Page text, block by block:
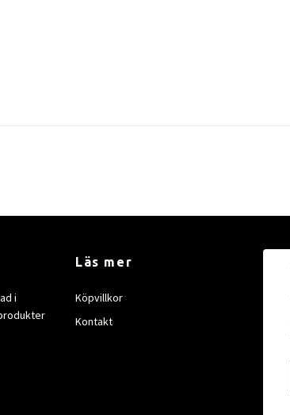
i
Läs mer
Köpvillkor
Kontakt